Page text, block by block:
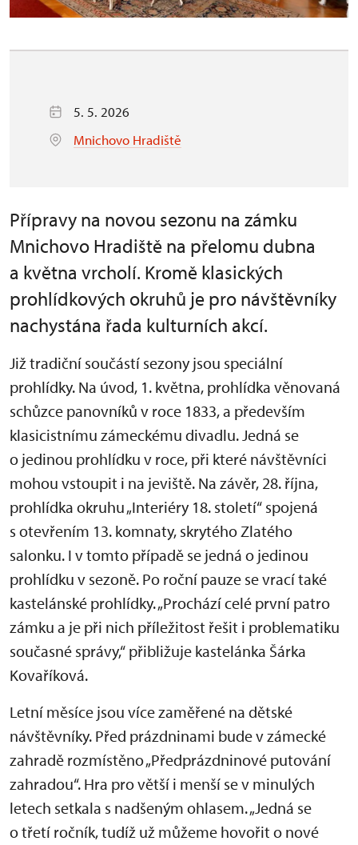
5. 5. 2026
Mnichovo Hradiště
Přípravy na novou sezonu na zámku
Mnichovo Hradiště na přelomu dubna
a května vrcholí. Kromě klasických
prohlídkových okruhů je pro návštěvníky
nachystána řada kulturních akcí.
Již tradiční součástí sezony jsou speciální
prohlídky. Na úvod, 1. května, prohlídka věnovaná
schůzce panovníků v roce 1833, a především
klasicistnímu zámeckému divadlu. Jedná se
o jedinou prohlídku v roce, při které návštěvníci
mohou vstoupit i na jeviště. Na závěr, 28. října,
prohlídka okruhu „Interiéry 18. století“ spojená
s otevřením 13. komnaty, skrytého Zlatého
salonku. I v tomto případě se jedná o jedinou
prohlídku v sezoně. Po roční pauze se vrací také
kastelánské prohlídky. „Prochází celé první patro
zámku a je při nich příležitost řešit i problematiku
současné správy,“ přibližuje kastelánka Šárka
Kovaříková.
Letní měsíce jsou více zaměřené na dětské
návštěvníky. Před prázdninami bude v zámecké
zahradě rozmístěno „Předprázdninové putování
zahradou“. Hra pro větší i menší se v minulých
letech setkala s nadšeným ohlasem. „Jedná se
o třetí ročník, tudíž už můžeme hovořit o nové